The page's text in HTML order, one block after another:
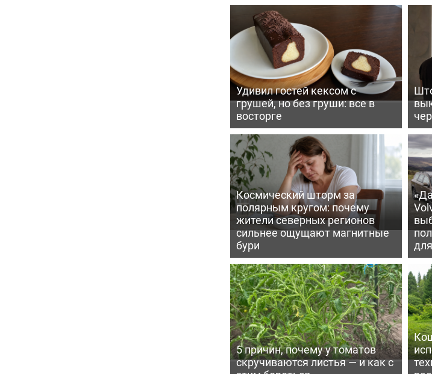
Удивил гостей кексом с
грушей, но без груши: все в
восторге
Космический шторм за
полярным кругом: почему
жители северных регионов
сильнее ощущают магнитные
бури
5 причин, почему у томатов
скручиваются листья — и как с